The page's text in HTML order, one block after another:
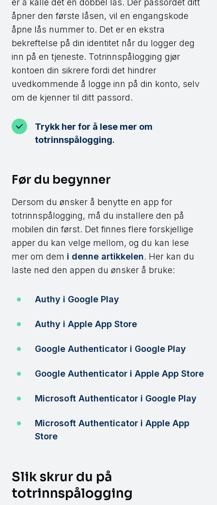
er å kalle det en dobbel lås. Der passordet ditt
åpner den første låsen, vil en engangskode
åpne lås nummer to. Det er en ekstra
bekreftelse på din identitet når du logger deg
inn på en tjeneste. Totrinnspålogging gjør
kontoen din sikrere fordi det hindrer
uvedkommende å logge inn på din konto, selv
om de kjenner til ditt passord.
Trykk her for å lese mer om
totrinnspålogging.
Før du begynner
Dersom du ønsker å benytte en app for
totrinnspålogging, må du installere den på
mobilen din først. Det finnes flere forskjellige
apper du kan velge mellom, og du kan lese
mer om dem i denne artikkelen. Her kan du
laste ned den appen du ønsker å bruke:
Authy i Google Play
Authy i Apple App Store
Google Authenticator i Google Play
Google Authenticator i Apple App Store
Microsoft Authenticator i Google Play
Microsoft Authenticator i Apple App
Store
Slik skrur du på
totrinnspålogging